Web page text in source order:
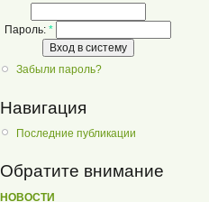
Пароль: *
Забыли пароль?
Навигация
Последние публикации
Обратите внимание
НОВОСТИ